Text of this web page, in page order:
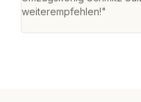
weiterempfehlen!"